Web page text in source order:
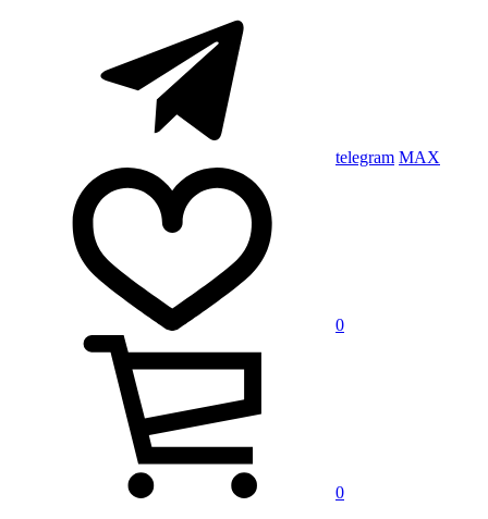
telegram MAX
0
0